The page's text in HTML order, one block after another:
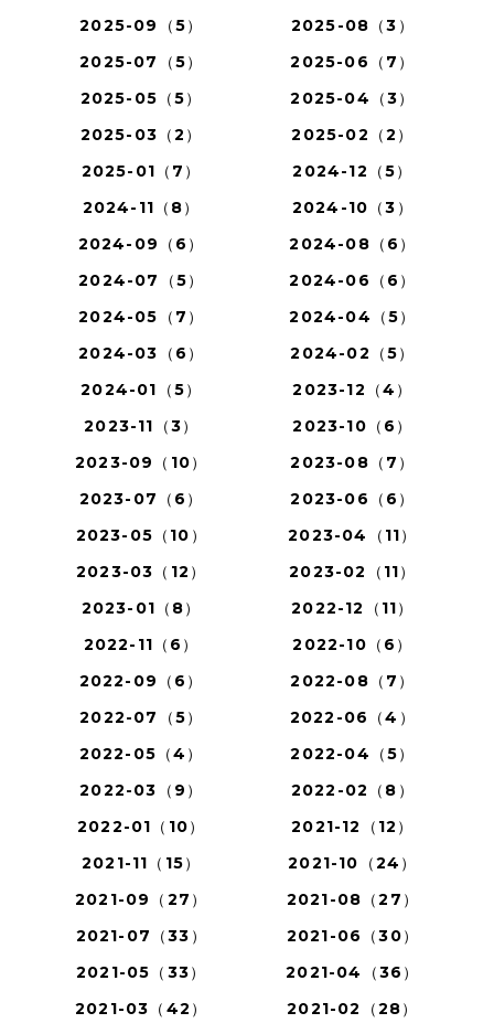
2025-09（5）
2025-08（3）
2025-07（5）
2025-06（7）
2025-05（5）
2025-04（3）
2025-03（2）
2025-02（2）
2025-01（7）
2024-12（5）
2024-11（8）
2024-10（3）
2024-09（6）
2024-08（6）
2024-07（5）
2024-06（6）
2024-05（7）
2024-04（5）
2024-03（6）
2024-02（5）
2024-01（5）
2023-12（4）
2023-11（3）
2023-10（6）
2023-09（10）
2023-08（7）
2023-07（6）
2023-06（6）
2023-05（10）
2023-04（11）
2023-03（12）
2023-02（11）
2023-01（8）
2022-12（11）
2022-11（6）
2022-10（6）
2022-09（6）
2022-08（7）
2022-07（5）
2022-06（4）
2022-05（4）
2022-04（5）
2022-03（9）
2022-02（8）
2022-01（10）
2021-12（12）
2021-11（15）
2021-10（24）
2021-09（27）
2021-08（27）
2021-07（33）
2021-06（30）
2021-05（33）
2021-04（36）
2021-03（42）
2021-02（28）